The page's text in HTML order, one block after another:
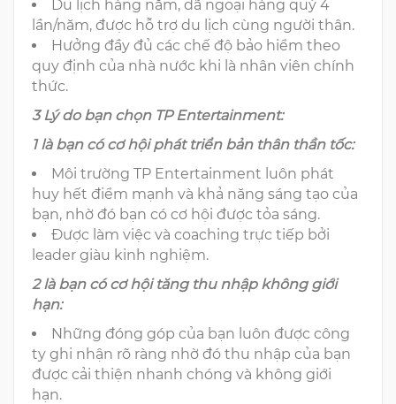
Du lịch hàng năm, dã ngoại hàng quý 4
lần/năm, được hỗ trợ du lịch cùng người thân.
Hưởng đầy đủ các chế độ bảo hiểm theo
quy định của nhà nước khi là nhân viên chính
thức.
3 Lý do bạn chọn TP Entertainment:
1 là bạn có cơ hội phát triển bản thân thần tốc:
Môi trường TP Entertainment luôn phát
huy hết điểm mạnh và khả năng sáng tạo của
bạn, nhờ đó bạn có cơ hội được tỏa sáng.
Được làm việc và coaching trực tiếp bởi
leader giàu kinh nghiệm.
2 là bạn có cơ hội tăng thu nhập không giới
hạn:
Những đóng góp của bạn luôn được công
ty ghi nhận rõ ràng nhờ đó thu nhập của bạn
được cải thiện nhanh chóng và không giới
hạn.